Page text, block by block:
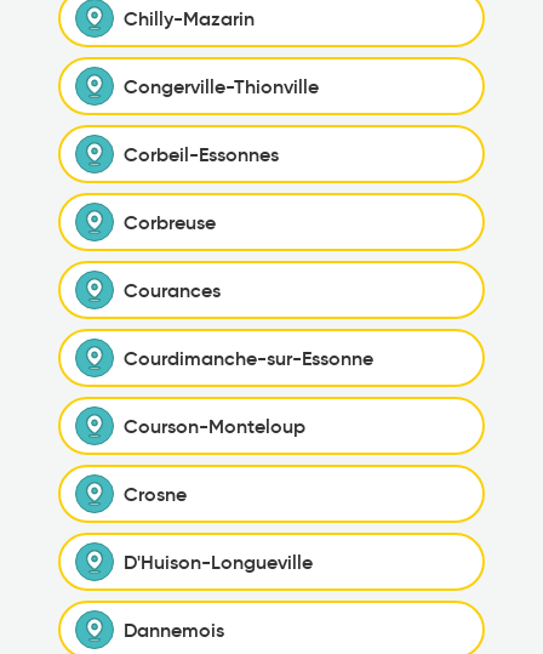
Chilly-Mazarin
Congerville-Thionville
Corbeil-Essonnes
Corbreuse
Courances
Courdimanche-sur-Essonne
Courson-Monteloup
Crosne
D'Huison-Longueville
Dannemois